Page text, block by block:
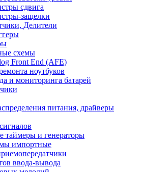
сдвига
защелки
Делители
схемы
Front End (AFE)
ноутбуков
и мониторинга батарей
питания, драйверы
таймеры и генераторы
импортные
ввода-вывода